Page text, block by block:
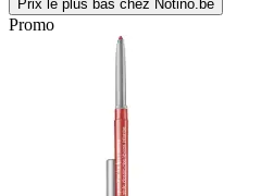
Prix le plus bas chez Notino.be
Promo